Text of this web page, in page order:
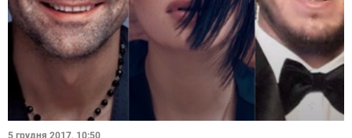
4 грудня 2017, 18:00
Оля Полякова, Тіна Кароль та інші
українські співачки показали свої
новорічні наряди